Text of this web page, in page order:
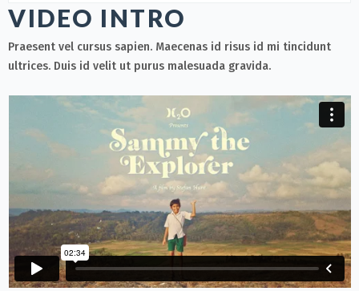
VIDEO INTRO
Praesent vel cursus sapien. Maecenas id risus id mi tincidunt
ultrices. Duis id velit ut purus malesuada gravida.